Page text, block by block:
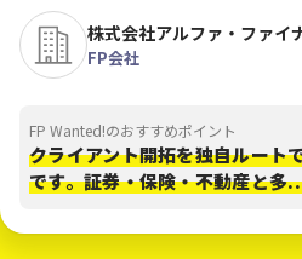
株式会社アルファ・ファイ
FP会社
FP Wanted!のおすすめポイント
クライアント開拓を独自ルート
です。証券・保険・不動産と多